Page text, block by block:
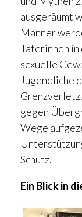
ausgeräumt
Männer
Täterinnen in
sexuelle
Jugendliche
gegen
Wege
Schutz.
Ein Blick in